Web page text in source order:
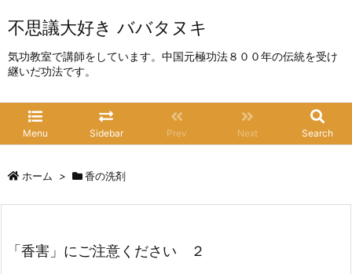
不思議大好き ババタヌキ
気功教室で講師をしています。中国元極功法８００年の伝統を受け
継いだ功法です。
Menu Sidebar Prev Next Search
ホーム > 香の洗剤
「香害」にご注意ください ２